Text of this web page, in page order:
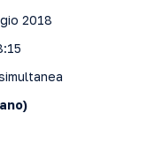
2018